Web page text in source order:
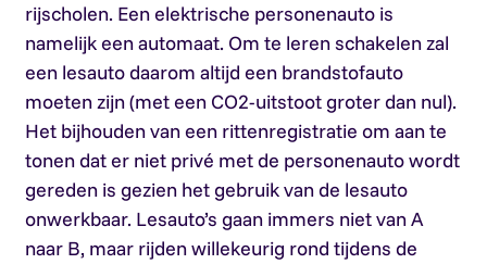
rijscholen. Een elektrische personenauto is
namelijk een automaat. Om te leren schakelen zal
een lesauto daarom altijd een brandstofauto
moeten zijn (met een CO2-uitstoot groter dan nul).
Het bijhouden van een rittenregistratie om aan te
tonen dat er niet privé met de personenauto wordt
gereden is gezien het gebruik van de lesauto
onwerkbaar. Lesauto’s gaan immers niet van A
naar B, maar rijden willekeurig rond tijdens de